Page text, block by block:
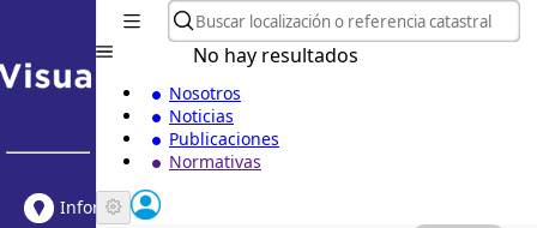
Informe Urbanístico
No hay resultados
Nosotros
Noticias
Publicaciones
Normativas